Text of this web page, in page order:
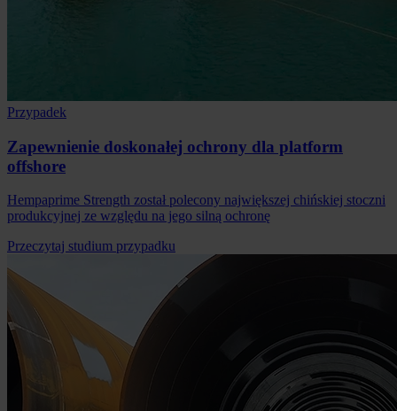
Przypadek
Zapewnienie doskonałej ochrony dla platform
offshore
Hempaprime Strength został polecony największej chińskiej stoczni
produkcyjnej ze względu na jego silną ochronę
Przeczytaj studium przypadku